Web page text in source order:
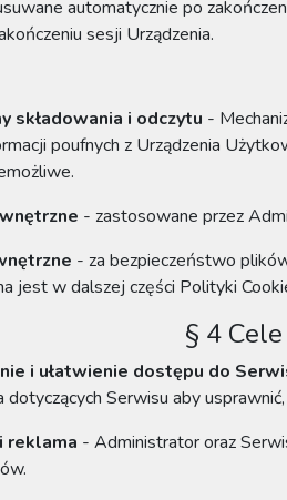
automatycznie po
sesji Urządzenia.
składowania i odczytu -
poufnych z Urządzenia
- zastosowane przez
- za bezpieczeństwo
jest w dalszej części Polityki
§ 4
i ułatwienie dostępu do
Serwisu aby
reklama - Administratororaz